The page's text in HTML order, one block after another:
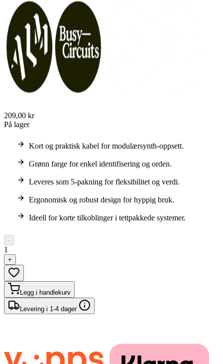
209,00 kr
På lager
Kort og praktisk kabel for modulærsynth-oppsett.
Grønn farge for enkel identifisering og orden.
Leveres som 5-pakning for fleksibilitet og verdi.
Ergonomisk og robust design for hyppig bruk.
Ideell for korte tilkoblinger i tettpakkede systemer.
-
1
+
Legg i handlekurv
Levering i 1-4 dager